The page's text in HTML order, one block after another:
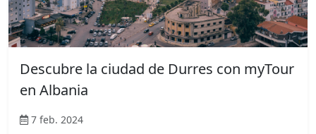
Descubre la ciudad de Durres con myTour
en Albania
7 feb. 2024